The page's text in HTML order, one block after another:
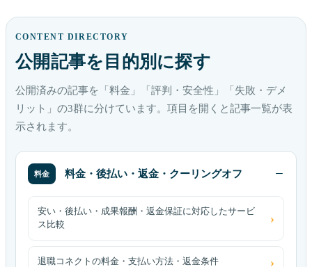
CONTENT DIRECTORY
公開記事を目的別に探す
公開済みの記事を「料金」「評判・安全性」「失敗・デメ
リット」の3群に分けています。項目を開くと記事一覧が表
示されます。
料金 料金・後払い・返金・クーリングオフ
安い・後払い・成果報酬・返金保証に対応したサービ
ス比較
退職コネクトの料金・支払い方法・返金条件